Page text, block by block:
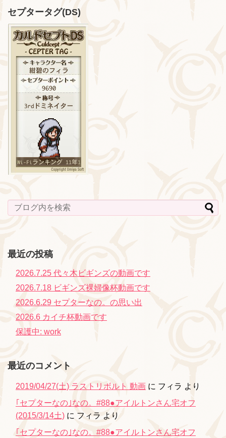
セプタータグ(DS)
最近の投稿
2026.7.25 代々木ビギンズの動画です
2026.7.18 ビギンズ裸婦像杯動画です
2026.6.29 セプターなの。の思い出
2026.6 カイチ杯動画です
保護中: work
最近のコメント
2019/04/27(土) ラストリボルト 動画 に フィラ より
｢セプターなの｣なの。#88●アイルトンさん宅オフ
(2015/3/14土) に フィラ より
｢セプターなの｣なの。#88●アイルトンさん宅オフ